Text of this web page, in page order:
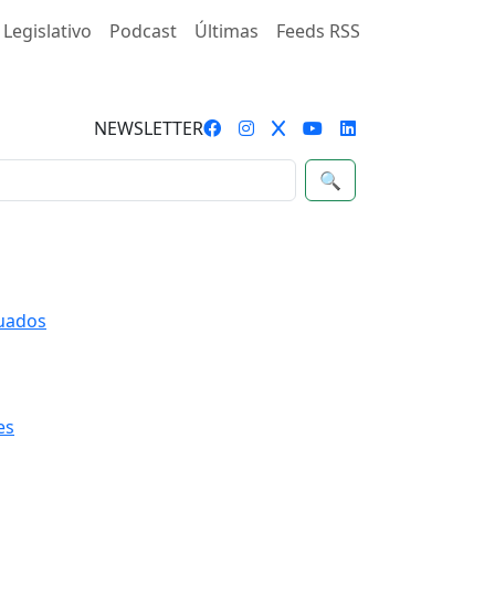
Legislativo Podcast Últimas Feeds RSS
NEWSLETTER
🔍